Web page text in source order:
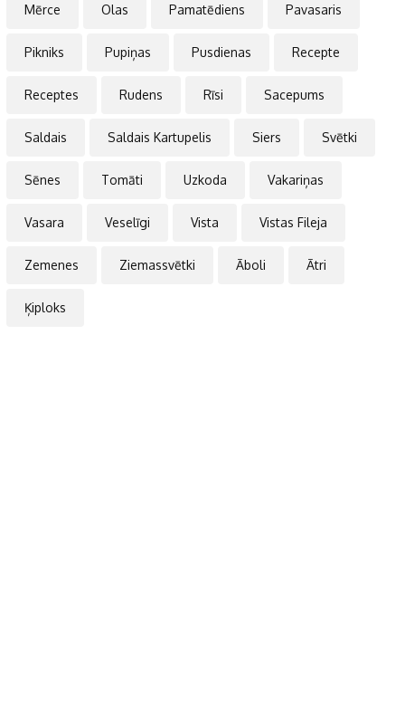
Mērce Olas Pamatēdiens Pavasaris
Pikniks Pupiņas Pusdienas Recepte
Receptes Rudens Rīsi Sacepums
Saldais Saldais Kartupelis Siers Svētki
Sēnes Tomāti Uzkoda Vakariņas
Vasara Veselīgi Vista Vistas Fileja
Zemenes Ziemassvētki Āboli Ātri
Ķiploks